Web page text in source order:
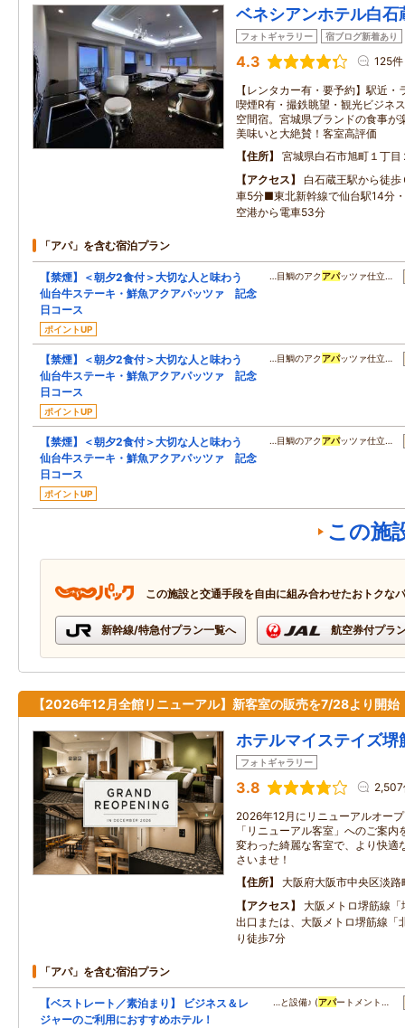
ベネシアンホテル白石
フォトギャラリー 宿ブログ新着あり
4.3 125件
【レンタカー有・要予約】駅近
喫煙R有・撮鉄眺望・観光ビジネ
空間宿。宮城県ブランドの食事が
美味いと大絶賛！客室高評価
住所
宮城県白石市旭町１丁目
アクセス
白石蔵王駅から徒
車5分■東北新幹線で仙台駅14分
空港から電車53分
「アパ」を含む宿泊プラン
【禁煙】＜朝夕2食付＞大切な人と味わう
仙台牛ステーキ・鮮魚アクアパッツァ 記念
日コース
ポイントUP
…目鯛のアクアパッツァ仕立…
【禁煙】＜朝夕2食付＞大切な人と味わう
仙台牛ステーキ・鮮魚アクアパッツァ 記念
日コース
ポイントUP
…目鯛のアクアパッツァ仕立…
【禁煙】＜朝夕2食付＞大切な人と味わう
仙台牛ステーキ・鮮魚アクアパッツァ 記念
日コース
ポイントUP
…目鯛のアクアパッツァ仕立…
この施
この施設と交通手段を自由に組み合わせたおトクな
新幹線/特急付プラン一覧へ 航空券付プラ
【2026年12月全館リニューアル】新客室の販売を7/28より開始
ホテルマイステイズ堺
フォトギャラリー
3.8
2026年12月にリニューアルオー
「リニューアル客室」へのご案
変わった綺麗な客室で、より快適
さいませ！
住所
大阪府大阪市中央区淡路
アクセス
大阪メトロ堺筋線
出口または、大阪メトロ堺筋線「
り徒歩7分
「アパ」を含む宿泊プラン
【ベストレート／素泊まり】 ビジネス＆レ
ジャーのご利用におすすめホテル！
…と設備♪ (アパートメント…